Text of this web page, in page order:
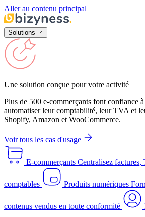
Aller au contenu principal
Solutions
Une solution conçue pour votre activité
Plus de 500 e-commerçants font confiance
automatiser leur comptabilité, leur TVA et
Shopify, Amazon et WooCommerce.
Voir tous les cas d'usage
E-commerçants Centralisez
comptables Produits numériques
contenus vendus en toute conformité